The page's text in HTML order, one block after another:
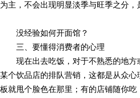
为主，不会出现明显淡季与旺季之分，
没经验如何开面馆？
三、要懂得消费者的心理
现在出去吃饭，对于不熟悉的地
某个饮品店的排队营销，这都是从众
板就甩个脸色在那里；有的店铺随你